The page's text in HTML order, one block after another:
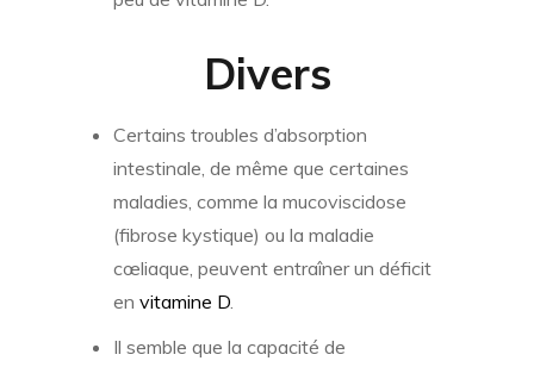
Divers
Certains troubles d’absorption
intestinale, de même que certaines
maladies, comme la mucoviscidose
(fibrose kystique) ou la maladie
cœliaque, peuvent entraîner un déficit
en vitamine D.
Il semble que la capacité de